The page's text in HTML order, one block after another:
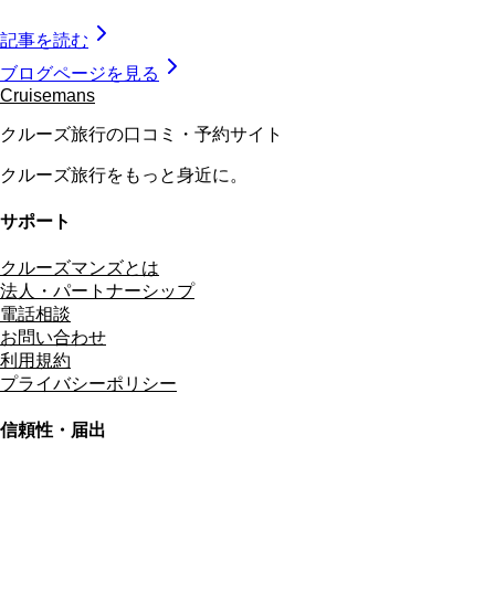
記事を読む
ブログページを見る
Cruisemans
クルーズ旅行の口コミ・予約サイト
クルーズ旅行をもっと身近に。
サポート
クルーズマンズとは
法人・パートナーシップ
電話相談
お問い合わせ
利用規約
プライバシーポリシー
信頼性・届出